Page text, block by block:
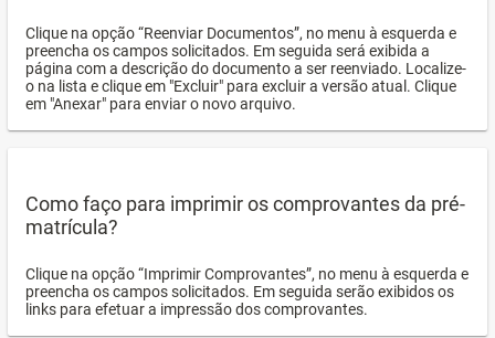
Clique na opção “Reenviar Documentos”, no menu à esquerda e
preencha os campos solicitados. Em seguida será exibida a
página com a descrição do documento a ser reenviado. Localize-
o na lista e clique em "Excluir" para excluir a versão atual. Clique
em "Anexar" para enviar o novo arquivo.
Como faço para imprimir os comprovantes da pré-
matrícula?
Clique na opção “Imprimir Comprovantes”, no menu à esquerda e
preencha os campos solicitados. Em seguida serão exibidos os
links para efetuar a impressão dos comprovantes.